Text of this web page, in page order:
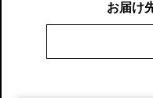
お届け